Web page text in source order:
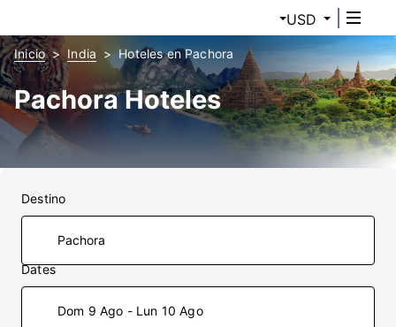
USD
Inicio India Hoteles en Pachora
Pachora Hoteles
Destino
Dates
Dom 9 Ago - Lun 10 Ago